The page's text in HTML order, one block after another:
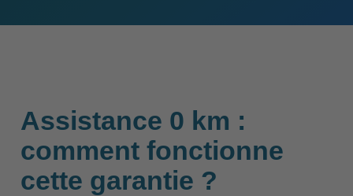
Assistance 0 km :
comment fonctionne
cette garantie ?